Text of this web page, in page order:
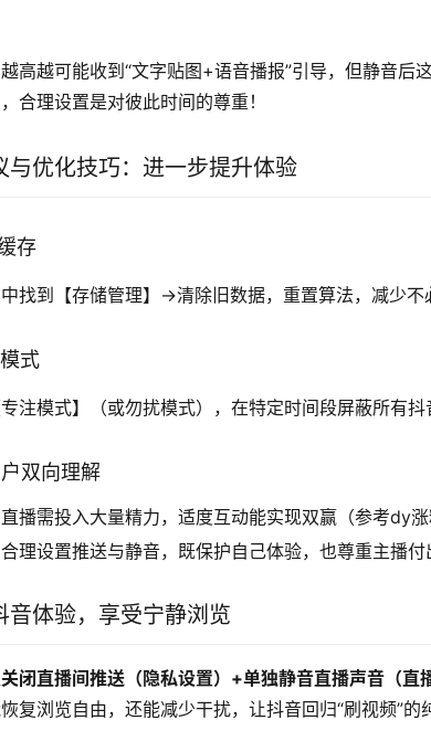
高越可能收到“文字贴图+语音播报”引导，但静音后
合理设置是对彼此时间的尊重！
与优化技巧：进一步提升体验
存
找到【存储管理】→清除旧数据，重置算法，减少不
式
注模式】（或勿扰模式），在特定时间段屏蔽所有抖
双向理解
播需投入大量精力，适度互动能实现双赢（参考dy涨
理设置推送与静音，既保护自己体验，也尊重主播付
音体验，享受宁静浏览
关闭直播间推送（隐私设置）+单独静音直播声音（直
复浏览自由，还能减少干扰，让抖音回归“刷视频”的